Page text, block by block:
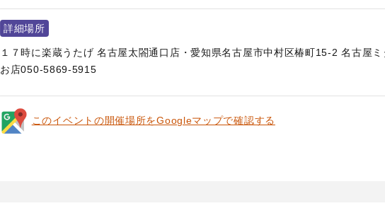
詳細場所
１７時に楽蔵うたげ 名古屋太閤通口店・愛知県名古屋市中村区椿町15-2 名古屋ミ
お店050-5869-5915
このイベントの開催場所をGoogleマップで確認する